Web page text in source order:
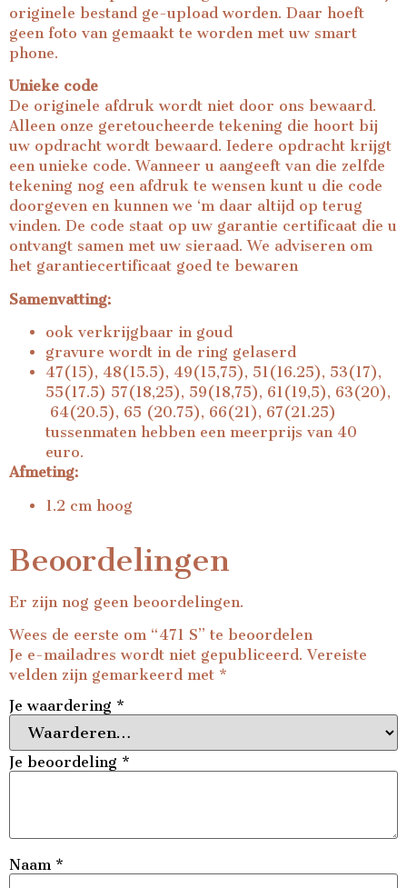
originele bestand ge-upload worden. Daar hoeft
geen foto van gemaakt te worden met uw smart
phone.
Unieke code
De originele afdruk wordt niet door ons bewaard.
Alleen onze geretoucheerde tekening die hoort bij
uw opdracht wordt bewaard. Iedere opdracht krijgt
een unieke code. Wanneer u aangeeft van die zelfde
tekening nog een afdruk te wensen kunt u die code
doorgeven en kunnen we ‘m daar altijd op terug
vinden. De code staat op uw garantie certificaat die u
ontvangt samen met uw sieraad. We adviseren om
het garantiecertificaat goed te bewaren
Samenvatting:
ook verkrijgbaar in goud
gravure wordt in de ring gelaserd
47(15), 48(15.5), 49(15,75), 51(16.25), 53(17),
55(17.5) 57(18,25), 59(18,75), 61(19,5), 63(20),
64(20.5), 65 (20.75), 66(21), 67(21.25)
tussenmaten hebben een meerprijs van 40
euro.
Afmeting:
1.2 cm hoog
Beoordelingen
Er zijn nog geen beoordelingen.
Wees de eerste om “471 S” te beoordelen
Je e-mailadres wordt niet gepubliceerd. Vereiste
velden zijn gemarkeerd met *
Je waardering *
Je beoordeling *
Naam *